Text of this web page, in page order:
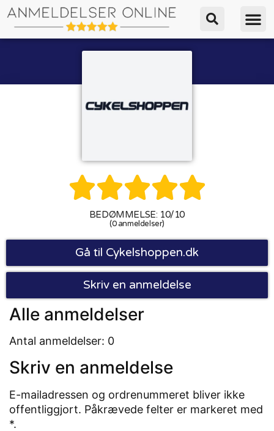

BEDØMMELSE: 10/10
(0 anmeldelser)
Gå til Cykelshoppen.dk
Skriv en anmeldelse
Alle anmeldelser
Antal anmeldelser: 0
Skriv en anmeldelse
E-mailadressen og ordrenummeret bliver ikke
offentliggjort. Påkrævede felter er markeret med
*.